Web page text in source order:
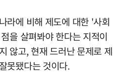
라에 비해 제도에 대한 '사회
을 살펴봐야 한다는 지적이
않고, 현재 드러난 문제로 제
못됐다는 것이다.